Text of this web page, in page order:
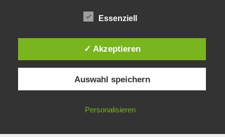
Essenziell
✓ Akzeptieren
Auswahl speichern
Personalisieren